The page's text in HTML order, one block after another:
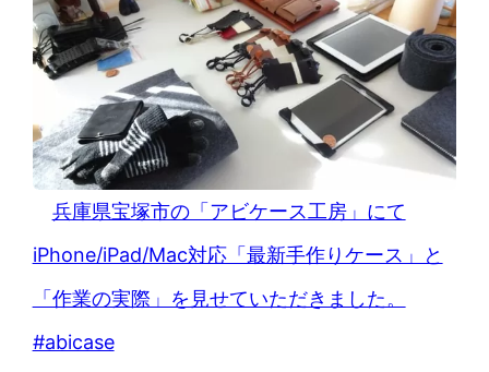
兵庫県宝塚市の「アビケース工房」にて
iPhone/iPad/Mac対応「最新手作りケース」と
「作業の実際」を見せていただきました。
#abicase